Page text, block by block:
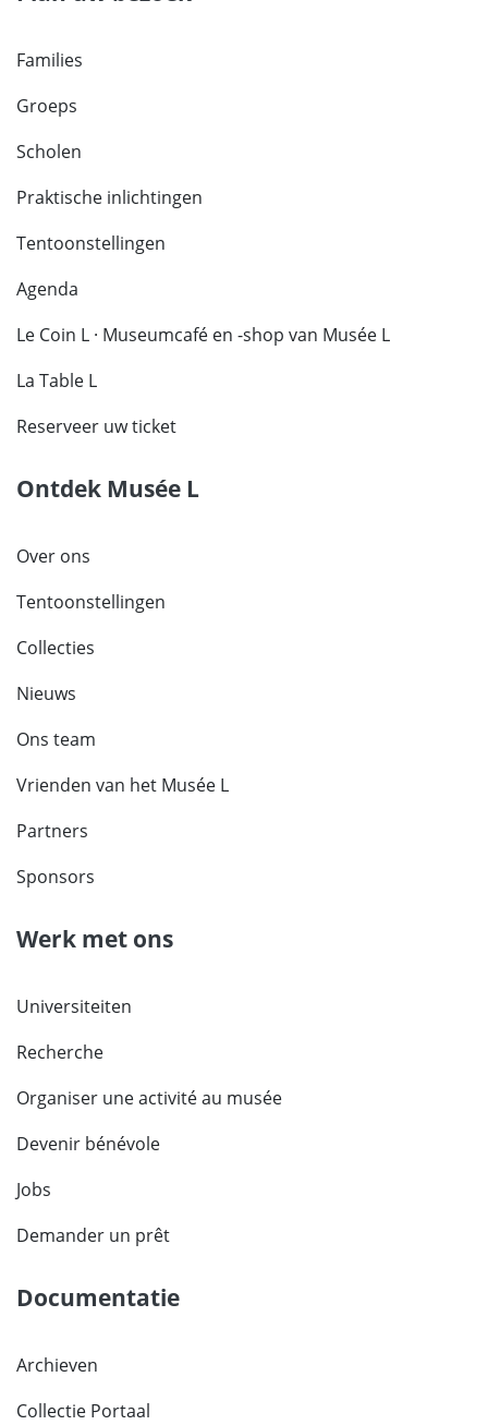
Families
Groeps
Scholen
Praktische inlichtingen
Tentoonstellingen
Agenda
Le Coin L · Museumcafé en -shop van Musée L
La Table L
Reserveer uw ticket
Ontdek Musée L
Over ons
Tentoonstellingen
Collecties
Nieuws
Ons team
Vrienden van het Musée L
Partners
Sponsors
Werk met ons
Universiteiten
Recherche
Organiser une activité au musée
Devenir bénévole
Jobs
Demander un prêt
Documentatie
Archieven
Collectie Portaal